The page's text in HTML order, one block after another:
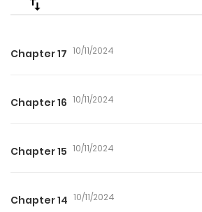
Chapter 17 10/11/2024
Chapter 16 10/11/2024
Chapter 15 10/11/2024
Chapter 14 10/11/2024